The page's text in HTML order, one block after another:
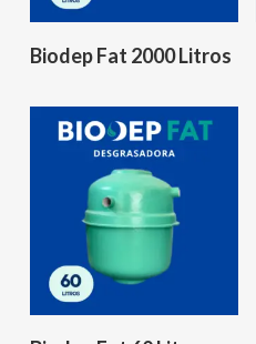
Leer Más
Biodep Fat 2000 Litros
Leer Más